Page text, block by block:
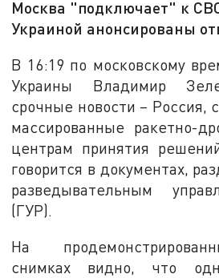
Москва "подключает" к
Украиной анонсированы
В 16:19 по московскому
Украины Владимир
срочные новости – Россия,
массированные ракетно-
центрам принятия
говорится в документах,
разведывательным
(ГУР).
На
снимках видно, что